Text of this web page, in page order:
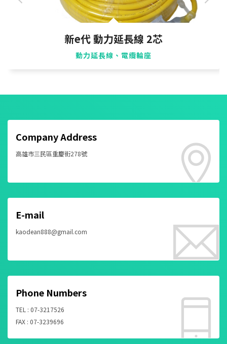
新e代 動力延長線 2芯
動力延長線、電纜輪座
Company Address
高雄市三民區重慶街278號
E-mail
kaodean888@gmail.com
Phone Numbers
TEL : 07-3217526
FAX : 07-3239696